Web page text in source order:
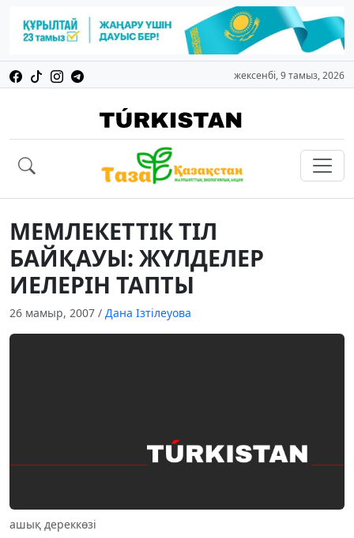
жексенбі, 9 тамыз, 2026
МЕМЛЕКЕТТIК ТIЛ
БАЙҚАУЫ: ЖҮЛДЕЛЕР
ИЕЛЕРIН ТАПТЫ
26 мамыр, 2007 / Дана Ізтілеуова
ашық дереккөзі